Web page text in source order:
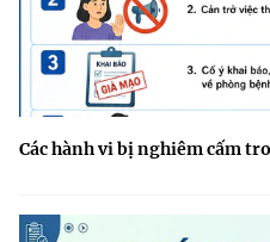
Các hành vi bị nghiêm cấm